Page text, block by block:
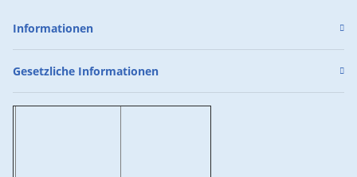
Informationen
Gesetzliche Informationen